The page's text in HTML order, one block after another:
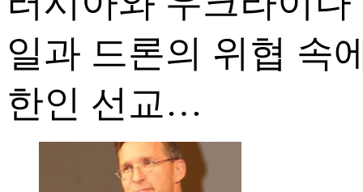
일과 드론의 위협 속
한인 선교…